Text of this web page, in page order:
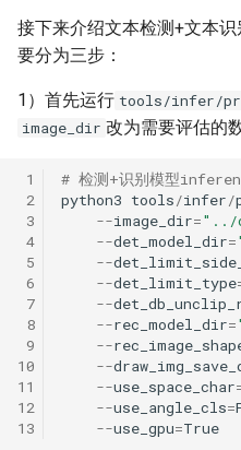
接下来介绍文本检测+文本
要分为三步：
1）首先运行 tools/infer/
image_dir 改为需要评估的
1
2
3
4
5
6
7
8
9
10
11
12
13
# 检测+识别模型
python3 tools/infer/
--image_dir="../
--det_model_dir=
--
--det_limit_type
--
--rec_model_dir=
--
--
--use_space_char
--use_angle_cls=
--use_gpu=True